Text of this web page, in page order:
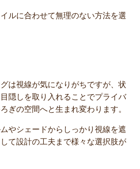
ルに合わせて無理のない方法を選
は視線が気になりがちですが、状
隠しを取り入れることでプライバ
ぎの空間へと生まれ変わります。
やシェードからしっかり視線を遮
て設計の工夫まで様々な選択肢が